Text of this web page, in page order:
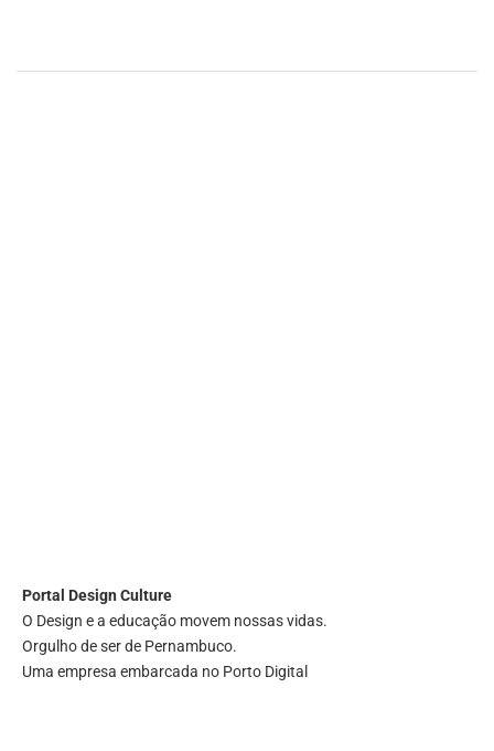
Portal Design Culture
O Design e a educação movem nossas vidas.
Orgulho de ser de Pernambuco.
Uma empresa embarcada no Porto Digital